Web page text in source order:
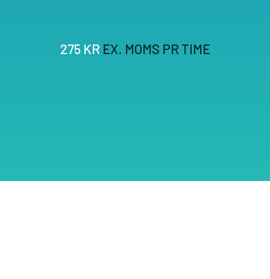
275 KR EX. MOMS PR TIME